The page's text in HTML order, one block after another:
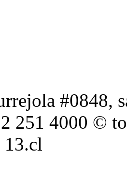
#0848,
251 4000 ©
13.cl